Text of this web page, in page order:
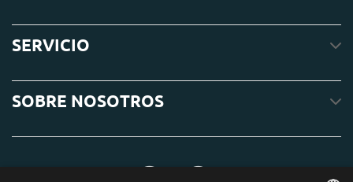
SERVICIO
SOBRE NOSOTROS